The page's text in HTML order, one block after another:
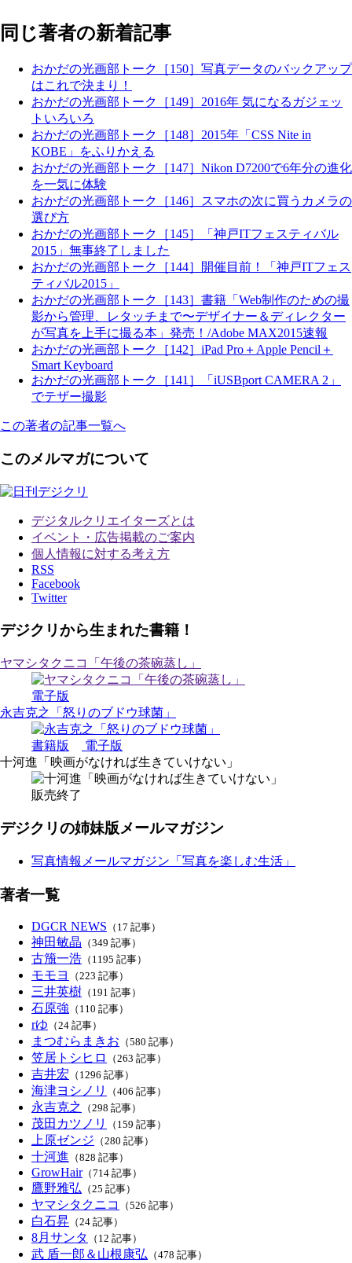
同じ著者の新着記事
おかだの光画部トーク［150］写真データのバックアップ
はこれで決まり！
おかだの光画部トーク［149］2016年 気になるガジェッ
トいろいろ
おかだの光画部トーク［148］2015年「CSS Nite in
KOBE」をふりかえる
おかだの光画部トーク［147］Nikon D7200で6年分の進化
を一気に体験
おかだの光画部トーク［146］スマホの次に買うカメラの
選び方
おかだの光画部トーク［145］「神戸ITフェスティバル
2015」無事終了しました
おかだの光画部トーク［144］開催目前！「神戸ITフェス
ティバル2015」
おかだの光画部トーク［143］書籍「Web制作のための撮
影から管理、レタッチまで〜デザイナー＆ディレクター
が写真を上手に撮る本」発売！/Adobe MAX2015速報
おかだの光画部トーク［142］iPad Pro＋Apple Pencil＋
Smart Keyboard
おかだの光画部トーク［141］「iUSBport CAMERA 2」
でテザー撮影
この著者の記事一覧へ
このメルマガについて
デジタルクリエイターズとは
イベント・広告掲載のご案内
個人情報に対する考え方
RSS
Facebook
Twitter
デジクリから生まれた書籍！
ヤマシタクニコ「午後の茶碗蒸し」
電子版
永吉克之「怒りのブドウ球菌」
書籍版
電子版
十河進「映画がなければ生きていけない」
販売終了
デジクリの姉妹版メールマガジン
写真情報メールマガジン「写真を楽しむ生活」
著者一覧
DGCR NEWS （17 記事）
神田敏晶 （349 記事）
古籏一浩 （1195 記事）
モモヨ （223 記事）
三井英樹 （191 記事）
石原強 （110 記事）
rゆ （24 記事）
まつむらまきお （580 記事）
笠居トシヒロ （263 記事）
吉井宏 （1296 記事）
海津ヨシノリ （406 記事）
永吉克之 （298 記事）
茂田カツノリ （159 記事）
上原ゼンジ （280 記事）
十河進 （828 記事）
GrowHair（714 記事）
鷹野雅弘 （25 記事）
ヤマシタクニコ （526 記事）
白石昇 （24 記事）
8月サンタ （12 記事）
武 盾一郎＆山根康弘 （478 記事）